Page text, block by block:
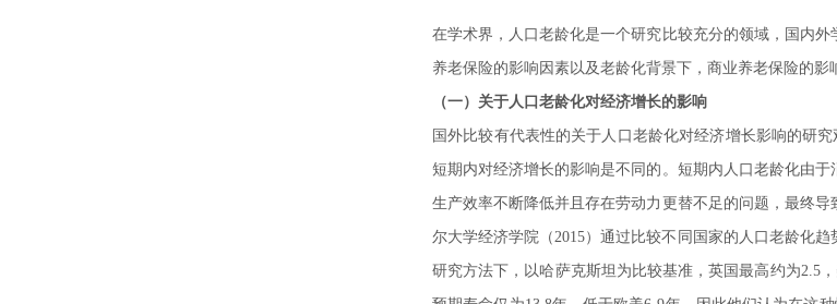
在学术界，人口老龄化是一个研究比较充分的领域，国内
养老保险的影响因素以及老龄化背景下，商业养老保险的影
（一）关于人口老龄化对经济增长的影响
国外比较有代表性的关于人口老龄化对经济增长影响的研
短期内对经济增长的影响是不同的。短期内人口老龄化由
生产效率不断降低并且存在劳动力更替不足的问题，最终
尔大学经济学院（2015）通过比较不同国家的人口老龄化
研究方法下，以哈萨克斯坦为比较基准，英国最高约为2.5